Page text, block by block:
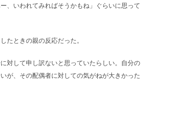
、いわれてみればそうかもね」ぐらいに思って
たときの親の反応だった。
対して申し訳ないと思っていたらしい。自分の
が、その配偶者に対しての気がねが大きかった